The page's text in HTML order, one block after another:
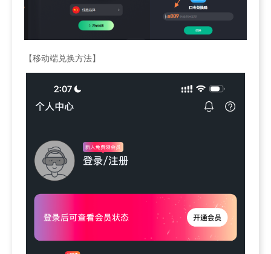
【移动端兑换方法】